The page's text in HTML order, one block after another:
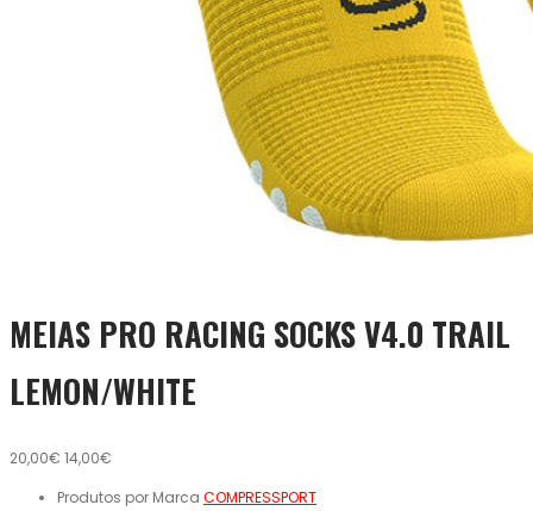
MEIAS PRO RACING SOCKS V4.0 TRAIL
LEMON/WHITE
20,00€ 14,00€
Produtos por Marca COMPRESSPORT